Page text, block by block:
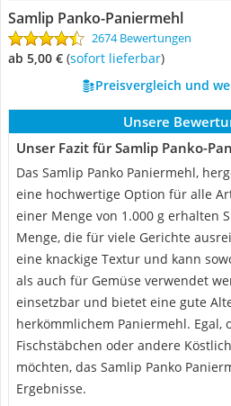
Samlip Panko-Paniermehl
2674 Bewertungen
ab 5,00 € ( Sofort lieferbar)
Preisvergleich und
Unsere
Unser Fazit für Samlip Panko-
Das Samlip Panko Paniermehl,
eine hochwertige Option für alle
einer Menge von 1.000 g erhalten
Menge, die für viele Gerichte
eine knackige Textur und kann
als auch für Gemüse verwendet
einsetzbar und bietet eine gute
herkömmlichem Paniermehl. Egal,
Fischstäbchen oder andere
möchten, das Samlip Panko
Ergebnisse.